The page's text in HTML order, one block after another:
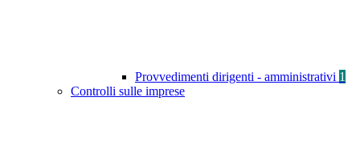
Provvedimenti dirigenti - amministrativi 1
Controlli sulle imprese